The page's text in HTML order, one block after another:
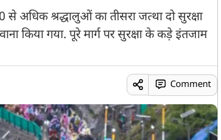
अधिक श्रद्धालुओं का तीसरा जत्था दो सुरक्षा
किया गया. पूरे मार्ग पर सुरक्षा के कड़े इंतजाम
Comment